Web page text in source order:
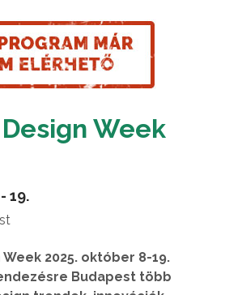
Week
19.
2025. október 8-19.
Budapest több